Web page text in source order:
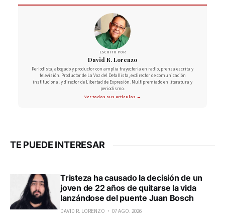
ESCRITO POR
David R. Lorenzo
Periodista, abogado y productor con amplia trayectoria en radio, prensa escrita y
televisión. Productor de La Voz del Detallista, exdirector de comunicación
institucional y director de Libertad de Expresión. Multipremiado en literatura y
periodismo.
Ver todos sus artículos →
TE PUEDE INTERESAR
Tristeza ha causado la decisión de un
joven de 22 años de quitarse la vida
lanzándose del puente Juan Bosch
DAVID R. LORENZO 07 AGO. 2026